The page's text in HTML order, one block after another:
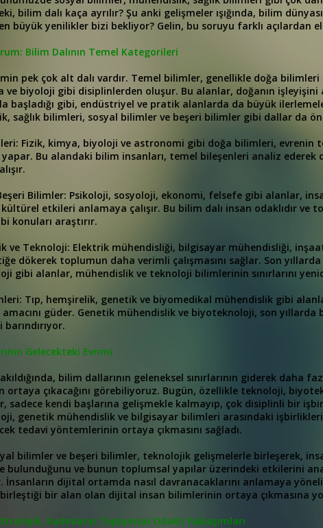
bilim dalı kaça ayrılır? Şu anki gelişmeler ışığında, bilim
büyük yenilikler bizi bekliyor? Gelin, bu soruyu farklı açılardan
Bilim Dalının Temel Kategorileri
pek çok alt dalı vardır. Temel bilimler, genellikle doğa
ve biyoloji gibi disiplinlerden oluşur. Bu alanlar, doğanın
başladığı gibi, endüstriyel ve pratik alanlarda da büyük
sağlık bilimleri, sosyal bilimler ve beşeri bilimler gibi dallar da
Fizik, kimya, biyoloji ve astronomi gibi doğa bilimleri, evrenin
yapar. Bu alandaki bilim insanları, temel bileşenleri analiz
Bilimler: Psikoloji, sosyoloji, ekonomi, felsefe gibi alanlar,
kültürel etkileri anlamaya çalışır. Bu bilim dalı insan odaklıdır ve
konuları araştırır.
ve Teknoloji: Elektrik mühendisliği, bilgisayar mühendisliği,
dökerek toplumun daha verimli çalışmasını sağlar. Son
gibi alanlar, mühendislik ve teknoloji bilimlerinin sınırlarını
Tıp, hemşirelik, genetik ve biyomedikal mühendislik gibi
güder. Genetik mühendislik ve biyoteknoloji, son
Gelecekteki Evrimi
bilim dallarının geleneksel sınırlarının giderek daha
ortaya çıkacağını görebiliyoruz. Bugün, özellikle teknoloji,
sadece kendi başlarına gelişmekle kalmayıp, çok disiplinli bir
genetik mühendislik ve bilgisayar bilimleri arasındaki
tedavi yöntemlerinin ortaya çıkmasını sağladı.
bilimler ve beşeri bilimler, teknolojik gelişmelerle birleşerek,
bulunduğunu ve bunun toplumsal yapılar üzerindeki etkilerini
İnsanların dijital ortamda nasıl davranacaklarını anlamaya
bir alan olan dijital insan bilimlerinin ortaya çıkmasına
Kadınların Toplumsal Odaklı Yaklaşımları